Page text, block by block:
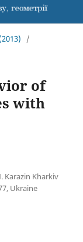
/
of
with
Karazin Kharkiv
Ukraine